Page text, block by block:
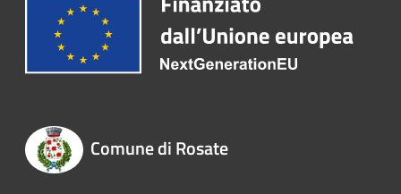
Comune di Rosate